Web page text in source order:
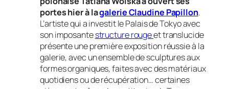
portes hier à lagalerie Claudine Papillon.
L’artiste qui a investit le Palais de Tokyo avec
son imposantestructure rougeet translucide
présente une première exposition réussie à la
galerie, avec un ensemble de sculptures aux
formes organiques, faites avec des matériaux
quotidiens ou de récupération… certaines